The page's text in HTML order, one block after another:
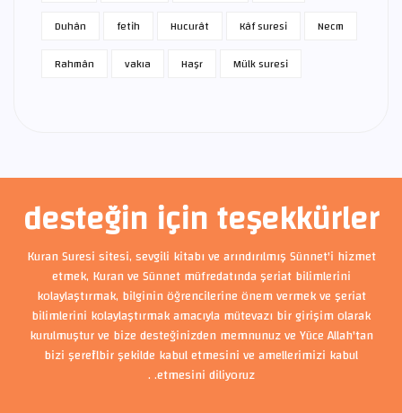
Duhân
fetih Hucurât Kâf suresi
Necm
Rahmân
vakıa Haşr Mülk suresi
desteğin için teşekkürler
Kuran Suresi sitesi, sevgili kitabı ve arındırılmış Sünnet'i hizmet
etmek, Kuran ve Sünnet müfredatında şeriat bilimlerini
kolaylaştırmak, bilginin öğrencilerine önem vermek ve şeriat
bilimlerini kolaylaştırmak amacıyla mütevazı bir girişim olarak
kurulmuştur ve bize desteğinizden memnunuz ve Yüce Allah'tan
bizi şerefli bir şekilde kabul etmesini ve amellerimizi kabul
etmesini diliyoruz. .